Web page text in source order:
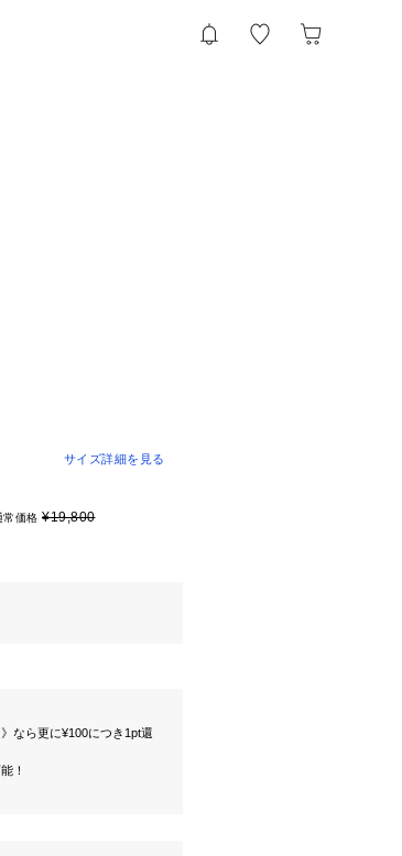
サイズ詳細を見る
常価格 ¥19,800
なら更に¥100につき1pt還
！